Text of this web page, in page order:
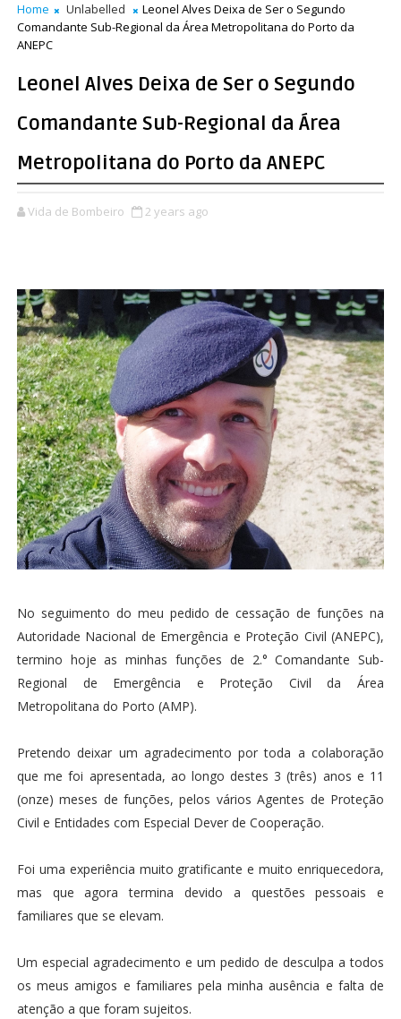
Home Unlabelled
Leonel Alves Deixa de Ser o Segundo
Comandante Sub-Regional da Área Metropolitana do Porto da
ANEPC
Leonel Alves Deixa de Ser o Segundo
Comandante Sub-Regional da Área
Metropolitana do Porto da ANEPC
Vida de Bombeiro 2 years ago
No seguimento do meu pedido de cessação de funções na
Autoridade Nacional de Emergência e Proteção Civil (ANEPC),
termino hoje as minhas funções de 2.° Comandante Sub-
Regional de Emergência e Proteção Civil da Área
Metropolitana do Porto (AMP).
Pretendo deixar um agradecimento por toda a colaboração
que me foi apresentada, ao longo destes 3 (três) anos e 11
(onze) meses de funções, pelos vários Agentes de Proteção
Civil e Entidades com Especial Dever de Cooperação.
Foi uma experiência muito gratificante e muito enriquecedora,
mas que agora termina devido a questões pessoais e
familiares que se elevam.
Um especial agradecimento e um pedido de desculpa a todos
os meus amigos e familiares pela minha ausência e falta de
atenção a que foram sujeitos.